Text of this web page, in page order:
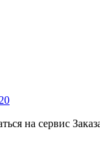
на сервис